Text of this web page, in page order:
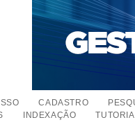
CADASTRO
INDEXAÇÃO